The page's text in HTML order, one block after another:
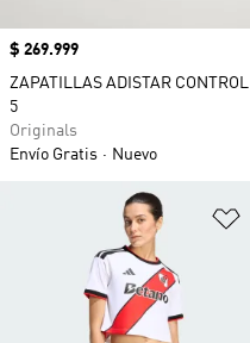
Precio
$ 269.999
ZAPATILLAS ADISTAR CONTROL
5
Originals
Envío Gratis
Nuevo